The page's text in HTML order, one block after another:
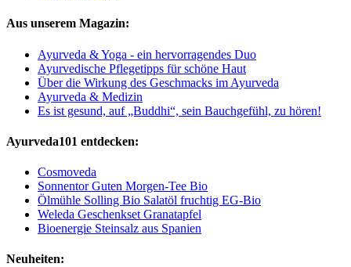
Aus unserem Magazin:
Ayurveda & Yoga - ein hervorragendes Duo
Ayurvedische Pflegetipps für schöne Haut
Über die Wirkung des Geschmacks im Ayurveda
Ayurveda & Medizin
Es ist gesund, auf „Buddhi“, sein Bauchgefühl, zu hören!
Ayurveda101 entdecken:
Cosmoveda
Sonnentor Guten Morgen-Tee Bio
Ölmühle Solling Bio Salatöl fruchtig EG-Bio
Weleda Geschenkset Granatapfel
Bioenergie Steinsalz aus Spanien
Neuheiten: